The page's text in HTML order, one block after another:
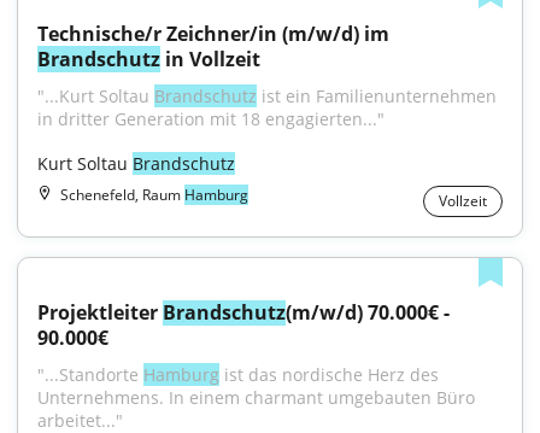
Brandschutz in Vollzeit
"...Kurt Soltau Brandschutz ist ein Familienunternehmen
in dritter Generation mit 18 engagierten..."
Kurt Soltau Brandschutz
Schenefeld, Raum Hamburg Vollzeit
Projektleiter Brandschutz(m/w/d) 70.000€ -
90.000€
"...Standorte Hamburg ist das nordische Herz des
Unternehmens. In einem charmant umgebauten Büro
arbeitet..."